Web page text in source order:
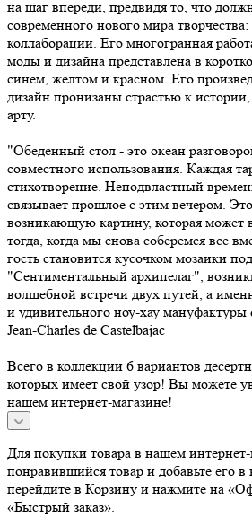
на шаг впереди, предвидя то, что
современного нового мира
коллаборации. Его многогранная
моды и дизайна представлена в
синем, желтом и красном. Его
дизайн пронизаны страстью к
арту.
"Обеденный стол - это океан
совместного использования. Каждая
стихотворение. Неподвластный
связывает прошлое с этим вечером.
возникающую картину, которая может
тогда, когда мы снова соберемся все
гость становится кусочком мозаики
"Сентиментальный архипелаг",
волшебной встречи двух путей, а
и удивительного ноу-хау мануфактуры
Jean-Charles de Castelbajac
Всего в коллекции 6 вариантов
которых имеет свой узор! Вы можете
нашем интернет-магазине!
Для покупки товара в нашем
понравившийся товар и добавьте его в
перейдите в Корзину и нажмите на
«Быстрый заказ».